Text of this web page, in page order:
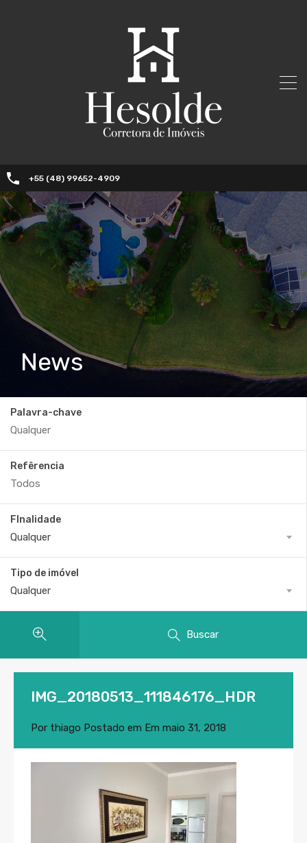
+55 (48) 99652-4909
News
Palavra-chave
Refêrencia
FInalidade
Qualquer
Tipo de imóvel
Qualquer
Buscar
IMG_20180513_111846176_HDR
Por thiago Postado em Em maio 31, 2018